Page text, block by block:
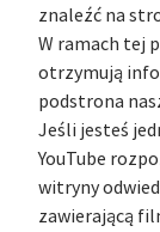
znaleźć na
W ramach tej
otrzymują
podstrona
Jeśli jesteś
YouTube
witryny
zawierającą